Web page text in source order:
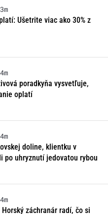
3m
Ušetrite viac ako 30% z
4m
poradkyňa vysvetľuje,
oplatí
4m
doline, klientku v
po uhryznutí jedovatou rybou
4m
záchranár radí, čo si